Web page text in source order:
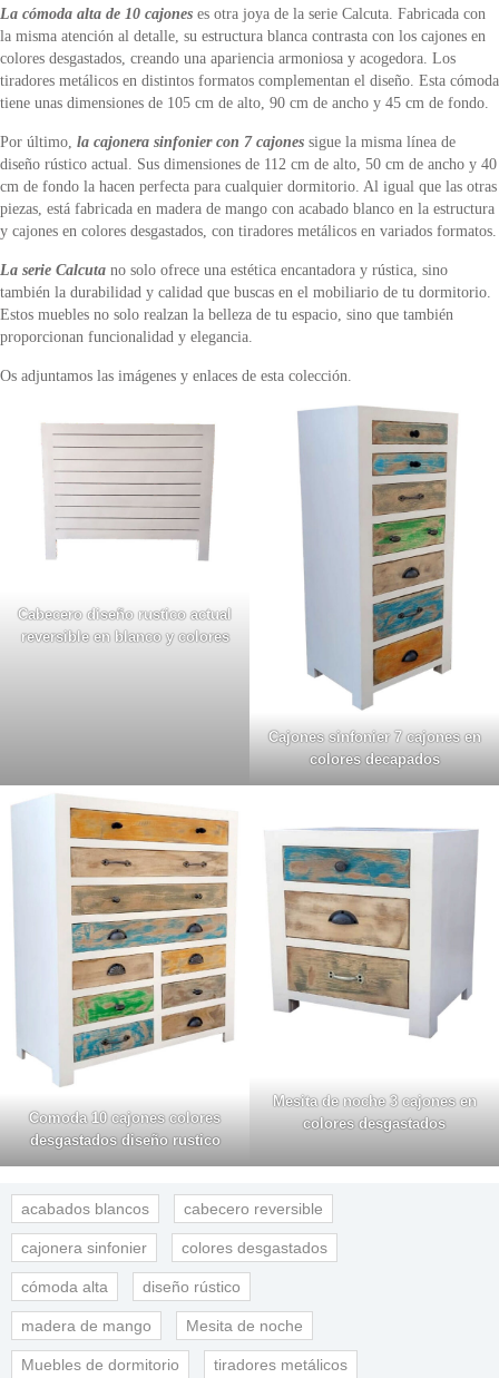
La cómoda alta de 10 cajones es otra joya de la serie Calcuta. Fabricada con
la misma atención al detalle, su estructura blanca contrasta con los cajones en
colores desgastados, creando una apariencia armoniosa y acogedora. Los
tiradores metálicos en distintos formatos complementan el diseño. Esta cómoda
tiene unas dimensiones de 105 cm de alto, 90 cm de ancho y 45 cm de fondo.
Por último, la cajonera sinfonier con 7 cajones sigue la misma línea de
diseño rústico actual. Sus dimensiones de 112 cm de alto, 50 cm de ancho y 40
cm de fondo la hacen perfecta para cualquier dormitorio. Al igual que las otras
piezas, está fabricada en madera de mango con acabado blanco en la estructura
y cajones en colores desgastados, con tiradores metálicos en variados formatos.
La serie Calcuta no solo ofrece una estética encantadora y rústica, sino
también la durabilidad y calidad que buscas en el mobiliario de tu dormitorio.
Estos muebles no solo realzan la belleza de tu espacio, sino que también
proporcionan funcionalidad y elegancia.
Os adjuntamos las imágenes y enlaces de esta colección.
Cabecero diseño rustico actual
reversible en blanco y colores
Cajones sinfonier 7 cajones en
colores decapados
Comoda 10 cajones colores
desgastados diseño rustico
Mesita de noche 3 cajones en
colores desgastados
acabados blancos cabecero reversible
cajonera sinfonier colores desgastados
cómoda alta diseño rústico
madera de mango Mesita de noche
Muebles de dormitorio tiradores metálicos